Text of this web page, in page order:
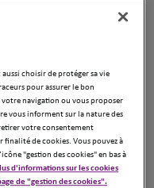
plus
aussi choisir de protéger sa vie
pour assurer le bon
navigation ou vous proposer
vous informent sur la nature des
votre consentement
de cookies. Vous pouvez à
"gestion des cookies" en bas à
d'informations sur les cookies
de "gestion des cookies".